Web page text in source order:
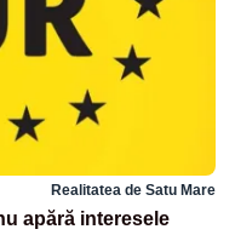
Realitatea de Satu Mare
apără interesele